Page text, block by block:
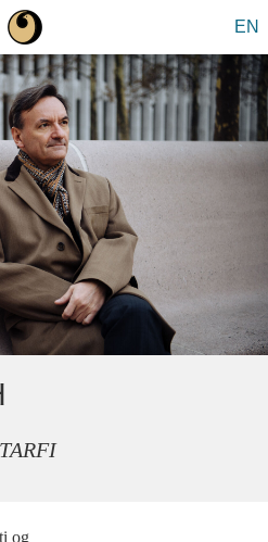
EN
og